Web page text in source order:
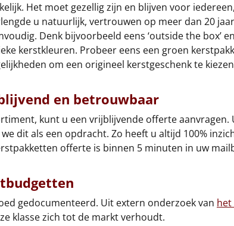
Het moet gezellig zijn en blijven voor
u natuurlijk, vertrouwen op meer dan 20
Denk bijvoorbeeld eens ‘outside the box’
kerstkleuren. Probeer eens een groen
om een origineel kerstgeschenk te
en betrouwbaar
kunt u een vrijblijvende offerte
dit als een opdracht. Zo heeft u altijd 100%
offerte is binnen 5 minuten in uw
gedocumenteerd. Uit extern onderzoek van het
klasse zich tot de markt verhoudt.